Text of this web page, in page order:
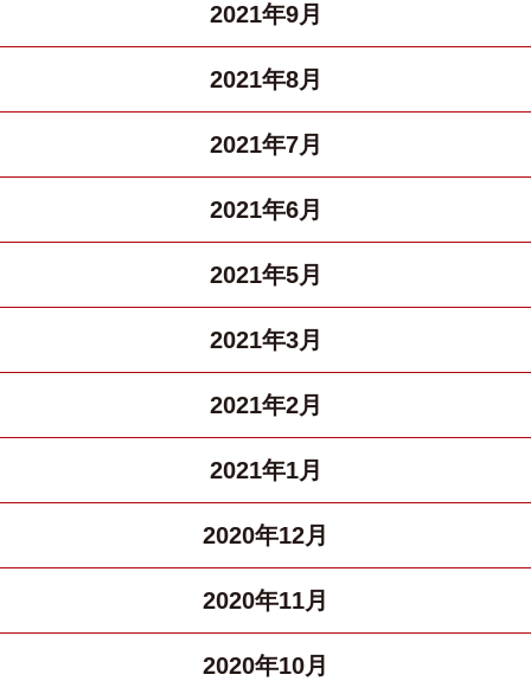
2021年9月
2021年8月
2021年7月
2021年6月
2021年5月
2021年3月
2021年2月
2021年1月
2020年12月
2020年11月
2020年10月